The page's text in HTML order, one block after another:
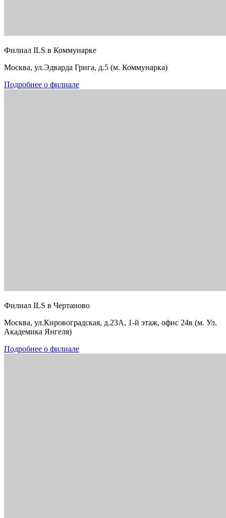
Филиал ILS в Коммунарке
Москва, ул.Эдварда Грига, д.5 (м. Коммунарка)
Подробнее о филиале
Филиал ILS в Чертаново
Москва, ул.Кировоградская, д.23А, 1-й этаж, офис 24в (м. Ул.
Академика Янгеля)
Подробнее о филиале